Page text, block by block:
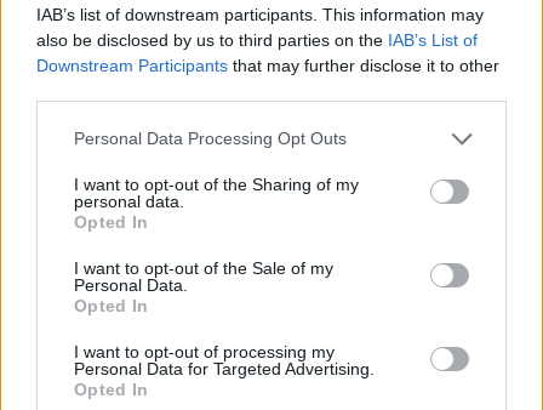
IAB’s list of downstream participants. This information may
also be disclosed by us to third parties on the IAB’s List of
Downstream Participants that may further disclose it to other
Please note that this website/app uses one or more Google
not limited to your visit or usage behaviour. You may click to
grant or deny consent to Google and its third-party tags to
use your data for below specified purposes in below Google
consent section.
Personal Data Processing Opt Outs
I want to opt-out of the Sharing of my
personal data.
Opted In
I want to opt-out of the Sale of my
Personal Data.
Opted In
I want to opt-out of processing my
Personal Data for Targeted Advertising.
Opted In
Codacons denuncia: i problemi che affliggono la Sicilia
tra carburanti, spiagge e incendi
NEWS E ATTUALITÀ